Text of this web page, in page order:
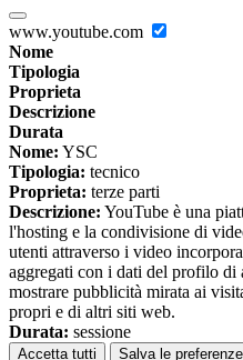
www.youtube.com
Nome
Tipologia
Proprieta
Descrizione
Durata
Nome: YSC
Tipologia: tecnico
Proprieta: terze parti
Descrizione: YouTube è una
l'hosting e la condivisione di
utenti attraverso i video
aggregati con i dati del profilo
mostrare pubblicità mirata ai
propri e di altri siti web.
Durata: sessione
Accetta tutti Salva le preferenze